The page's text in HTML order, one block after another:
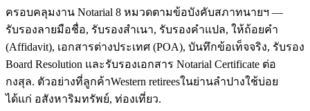
ครอบคลุมงาน Notarial 8 หมวดตามข้อบังคับสภาทนายฯ —
รับรองลายมือชื่อ, รับรองสำเนา, รับรองคำแปล, ให้ถ้อยคำ
(Affidavit), เอกสารต่างประเทศ (POA), บันทึกข้อเท็จจริง, รับรอง
Board Resolution และรับรองเอกสาร Notarial Certificate ต่อ
กงสุล. ตัวอย่างที่ลูกค้าWestern retireesในย่านลำปางใช้บ่อย
ได้แก่ อสังหาริมทรัพย์, ท่องเที่ยว.